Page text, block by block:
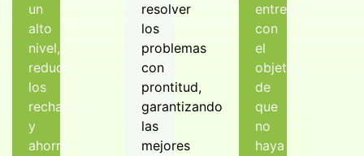
un
alto
nivel,
reduce
los
rechazos
y
ahorra
resolver
los
problemas
con
prontitud,
garantizando
las
mejores
entrega,
con
el
objetivo
de
que
no
haya